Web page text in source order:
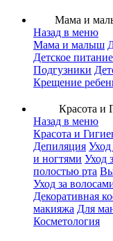
Мама и
Назад в меню
Мама и малыш
Детское питание
Подгузники
Крещение
Красота и
Назад в меню
Красота и
Депиляция
и ногтями Уход
полостью рта
Уход за
Декоративная
макияжа Для
Косметология